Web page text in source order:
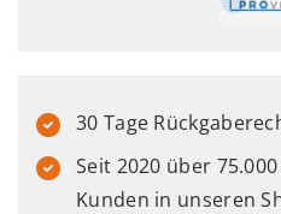
30 Tage
Seit 2020 über
Kunden in unseren